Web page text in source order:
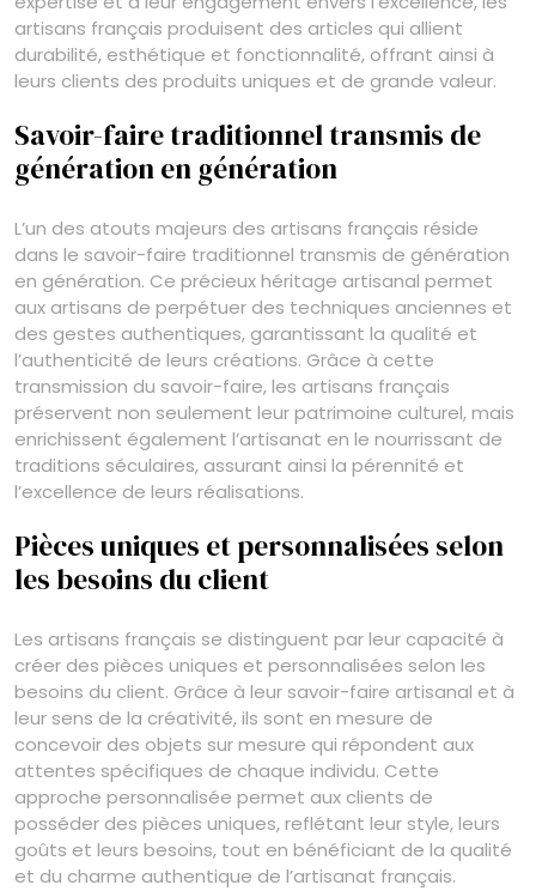
artisans français produisent des articles qui allient
durabilité, esthétique et fonctionnalité, offrant ainsi à
leurs clients des produits uniques et de grande valeur.
Savoir-faire traditionnel transmis de
génération en génération
L’un des atouts majeurs des artisans français réside
dans le savoir-faire traditionnel transmis de génération
en génération. Ce précieux héritage artisanal permet
aux artisans de perpétuer des techniques anciennes et
des gestes authentiques, garantissant la qualité et
l’authenticité de leurs créations. Grâce à cette
transmission du savoir-faire, les artisans français
préservent non seulement leur patrimoine culturel, mais
enrichissent également l’artisanat en le nourrissant de
traditions séculaires, assurant ainsi la pérennité et
l’excellence de leurs réalisations.
Pièces uniques et personnalisées selon
les besoins du client
Les artisans français se distinguent par leur capacité à
créer des pièces uniques et personnalisées selon les
besoins du client. Grâce à leur savoir-faire artisanal et à
leur sens de la créativité, ils sont en mesure de
concevoir des objets sur mesure qui répondent aux
attentes spécifiques de chaque individu. Cette
approche personnalisée permet aux clients de
posséder des pièces uniques, reflétant leur style, leurs
goûts et leurs besoins, tout en bénéficiant de la qualité
et du charme authentique de l’artisanat français.